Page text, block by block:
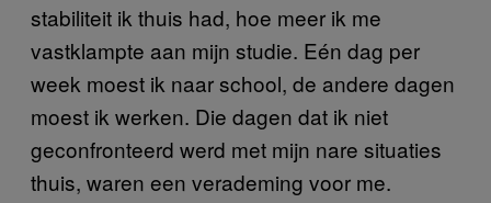
stabiliteit ik thuis had, hoe meer ik me
vastklampte aan mijn studie. Eén dag per
week moest ik naar school, de andere dagen
moest ik werken. Die dagen dat ik niet
geconfronteerd werd met mijn nare situaties
thuis, waren een verademing voor me.